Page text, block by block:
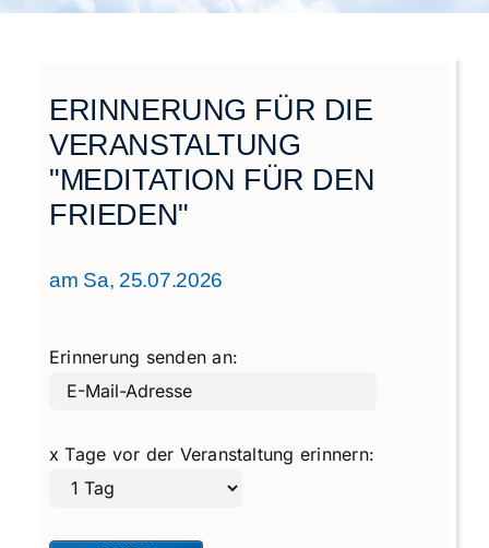
Städtegruppen Schweiz
ERINNERUNG FÜR DIE
VERANSTALTUNG
"MEDITATION FÜR DEN
FRIEDEN"
am Sa, 25.07.2026
Erinnerung senden an:
x Tage vor der Veranstaltung erinnern: